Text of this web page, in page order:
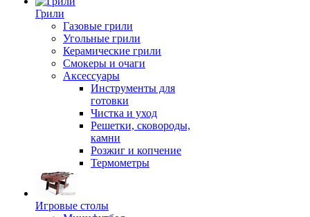
Грили
Газовые грили
Угольные грили
Керамические грили
Смокеры и очаги
Аксессуары
Инструменты для
готовки
Чистка и уход
Решетки, сковороды,
камни
Розжиг и копчение
Термометры
Игровые столы